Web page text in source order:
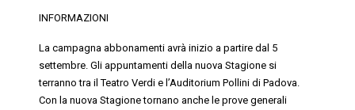
INFORMAZIONI
La campagna abbonamenti avrà inizio a partire dal 5
settembre. Gli appuntamenti della nuova Stagione si
terranno tra il Teatro Verdi e l’Auditorium Pollini di Padova.
Con la nuova Stagione tornano anche le prove generali